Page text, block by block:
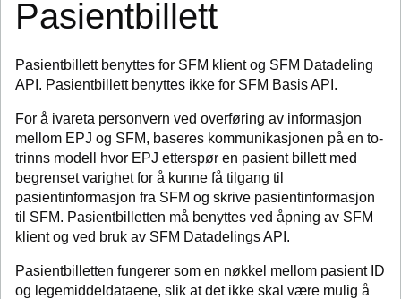
Pasientbillett
Pasientbillett benyttes for SFM klient og SFM Datadeling
API. Pasientbillett benyttes ikke for SFM Basis API.
For å ivareta personvern ved overføring av informasjon
mellom EPJ og SFM, baseres kommunikasjonen på en to-
trinns modell hvor EPJ etterspør en pasient billett med
begrenset varighet for å kunne få tilgang til
pasientinformasjon fra SFM og skrive pasientinformasjon
til SFM. Pasientbilletten må benyttes ved åpning av SFM
klient og ved bruk av SFM Datadelings API.
Pasientbilletten fungerer som en nøkkel mellom pasient ID
og legemiddeldataene, slik at det ikke skal være mulig å